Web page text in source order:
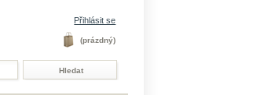
Přihlásit se
(prázdný)